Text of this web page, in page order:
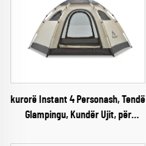
kurorë Instant 4 Personash, Tendë
Glampingu, Kundër Ujit, për